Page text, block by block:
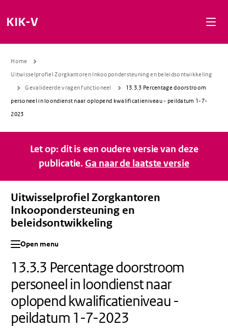
KIK-V
Home
Uitwisselprofiel Zorgkantoren Inkoopondersteuning en beleidsontwikkeling
Gevalideerde vragen functioneel
13.3.3 Percentage doorstroom
personeel in loondienst naar oplopend kwalificatieniveau - peildatum 1-7-
2023
Let op: dit is een oudere versie van deze
publicatie. Ga naar de laatste versie
Uitwisselprofiel Zorgkantoren
Inkoopondersteuning en
beleidsontwikkeling
Open menu
13.3.3 Percentage doorstroom
personeel in loondienst naar
oplopend kwalificatieniveau -
peildatum 1-7-2023